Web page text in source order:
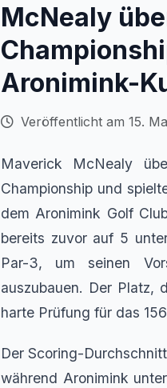
McNealy
Aronimink-
Veröffentlicht am 15.
Maverick McNealy
Championship und
dem Aronimink Golf
bereits zuvor auf 5
Par-3, um seinen
auszubauen. Der Platz,
harte Prüfung für das
Der Scoring-
während Aronimink